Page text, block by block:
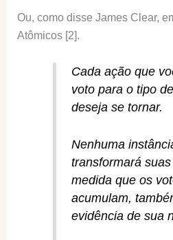
Ou, como disse James Clear,
Atômicos [2].
Cada ação que
voto para o tipo
deseja se tornar.
Nenhuma
transformará
medida que os
acumulam,
evidência de sua